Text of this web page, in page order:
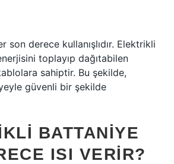
son derece kullanışlıdır. Elektrikli
toplayıp dağıtabilen
sahiptir. Bu şekilde,
güvenli bir şekilde
BATTANIYE
ISI VERIR?